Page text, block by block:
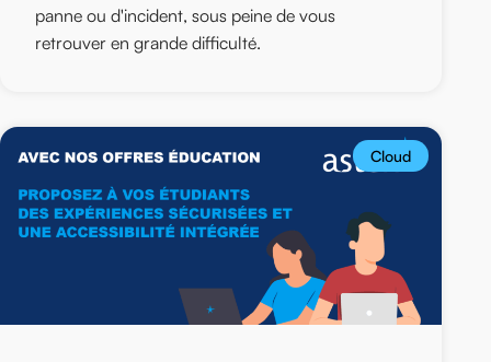
panne ou d'incident, sous peine de vous
retrouver en grande difficulté.
Cloud